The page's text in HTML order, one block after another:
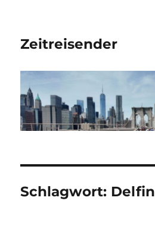
Zeitreisender
Schlagwort: Delfin